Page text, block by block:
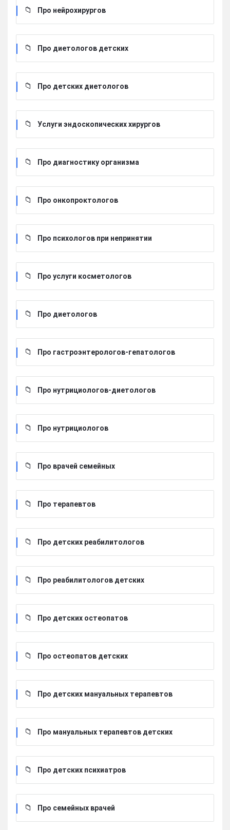
Про нейрохирургов
Про диетологов детских
Про детских диетологов
Услуги эндоскопических хирургов
Про диагностику организма
Про онкопроктологов
Про психологов при непринятии
Про услуги косметологов
Про диетологов
Про гастроэнтерологов-гепатологов
Про нутрициологов-диетологов
Про нутрициологов
Про врачей семейных
Про терапевтов
Про детских реабилитологов
Про реабилитологов детских
Про детских остеопатов
Про остеопатов детских
Про детских мануальных терапевтов
Про мануальных терапевтов детских
Про детских психиатров
Про семейных врачей